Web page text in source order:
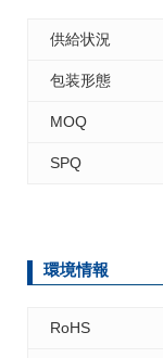
供給状況
包装形態
MOQ
SPQ
環境情報
RoHS